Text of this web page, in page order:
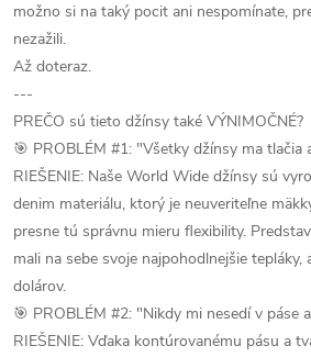
možno si na taký pocit ani nespomínate,
nezažili.
Až doteraz.
---
PREČO sú tieto džínsy také VÝNIMOČNÉ?
🎯 PROBLÉM #1: "Všetky džínsy ma tlačia
RIEŠENIE: Naše World Wide džínsy sú
denim materiálu, ktorý je neuveriteľne
presne tú správnu mieru flexibility.
mali na sebe svoje najpohodlnejšie tepláky,
dolárov.
🎯 PROBLÉM #2: "Nikdy mi nesedí v páse
RIEŠENIE: Vďaka kontúrovanému pásu a